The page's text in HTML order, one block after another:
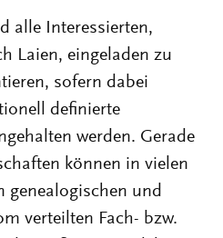
alle Interessierten,
Laien, eingeladen zu
sofern dabei
definierte
werden. Gerade
können in vielen
genealogischen und
verteilten Fach- bzw.